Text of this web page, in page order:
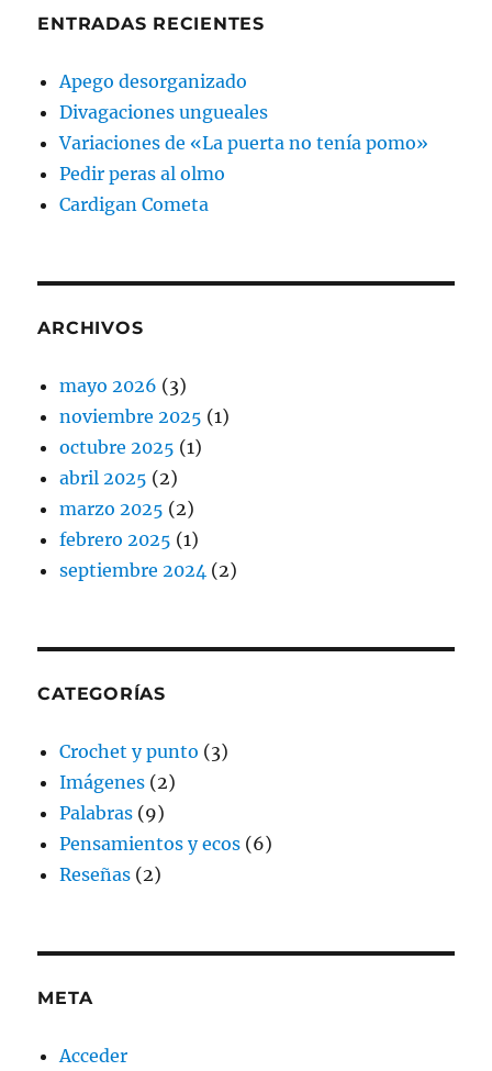
ENTRADAS RECIENTES
Apego desorganizado
Divagaciones ungueales
Variaciones de «La puerta no tenía pomo»
Pedir peras al olmo
Cardigan Cometa
ARCHIVOS
mayo 2026 (3)
noviembre 2025 (1)
octubre 2025 (1)
abril 2025 (2)
marzo 2025 (2)
febrero 2025 (1)
septiembre 2024 (2)
CATEGORÍAS
Crochet y punto (3)
Imágenes (2)
Palabras (9)
Pensamientos y ecos (6)
Reseñas (2)
META
Acceder